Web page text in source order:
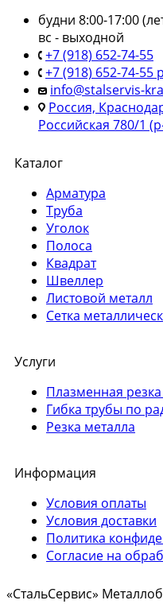
будни 8:00-17:00
вс - выходной
+7 (918) 652-74-55
+7 (918) 652-74-55
info@stalservis-
Россия,
Российская 780/1
Каталог
Арматура
Труба
Уголок
Полоса
Квадрат
Швеллер
Листовой металл
Сетка
Услуги
Плазменная
Гибка трубы по
Резка металла
Информация
Условия оплаты
Условия доставки
Политика
Согласие на
«СтальСервис»